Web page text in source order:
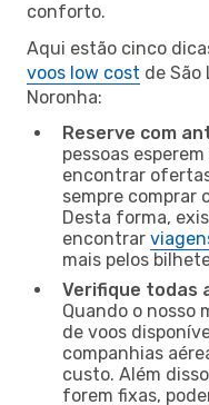
conforto.
Aqui estão cinco
voos low cost de São
Noronha:
Reserve com
pessoas
encontrar
sempre comprar
Desta forma,
encontrar
mais pelos
Verifique todas
Quando o nosso
de voos
companhias
custo. Além
forem fixas,